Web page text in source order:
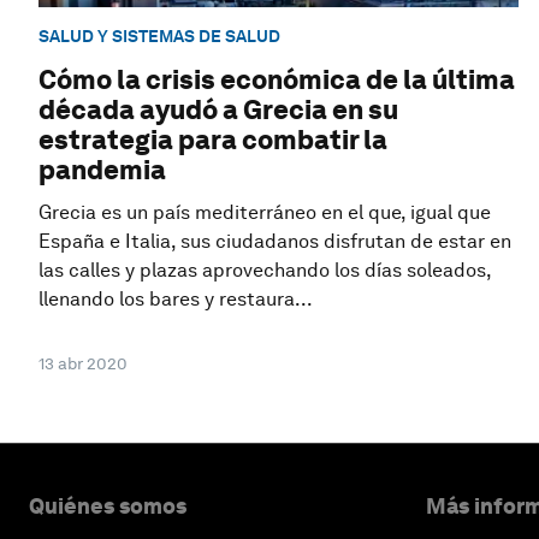
SALUD Y SISTEMAS DE SALUD
Cómo la crisis económica de la última
década ayudó a Grecia en su
estrategia para combatir la
pandemia
Grecia es un país mediterráneo en el que, igual que
España e Italia, sus ciudadanos disfrutan de estar en
las calles y plazas aprovechando los días soleados,
llenando los bares y restaura...
13 abr 2020
Quiénes somos Más